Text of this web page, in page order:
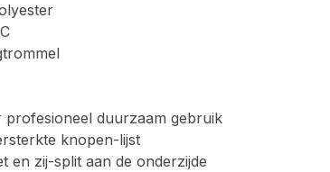
profesioneel duurzaam gebruik
knopen-lijst
en zij-split aan de onderzijde